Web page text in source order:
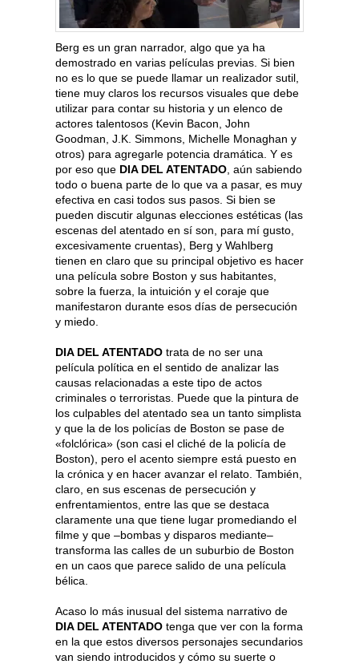
Berg es un gran narrador, algo que ya ha
demostrado en varias películas previas. Si bien
no es lo que se puede llamar un realizador sutil,
tiene muy claros los recursos visuales que debe
utilizar para contar su historia y un elenco de
actores talentosos (Kevin Bacon, John
Goodman, J.K. Simmons, Michelle Monaghan y
otros) para agregarle potencia dramática. Y es
por eso que DIA DEL ATENTADO , aún sabiendo
todo o buena parte de lo que va a pasar, es muy
efectiva en casi todos sus pasos. Si bien se
pueden discutir algunas elecciones estéticas (las
escenas del atentado en sí son, para mí gusto,
excesivamente cruentas), Berg y Wahlberg
tienen en claro que su principal objetivo es hacer
una película sobre Boston y sus habitantes,
sobre la fuerza, la intuición y el coraje que
manifestaron durante esos días de persecución
y miedo.
DIA DEL ATENTADO trata de no ser una
película política en el sentido de analizar las
causas relacionadas a este tipo de actos
criminales o terroristas. Puede que la pintura de
los culpables del atentado sea un tanto simplista
y que la de los policías de Boston se pase de
«folclórica» (son casi el cliché de la policía de
Boston), pero el acento siempre está puesto en
la crónica y en hacer avanzar el relato. También,
claro, en sus escenas de persecución y
enfrentamientos, entre las que se destaca
claramente una que tiene lugar promediando el
filme y que –bombas y disparos mediante–
transforma las calles de un suburbio de Boston
en un caos que parece salido de una película
bélica.
Acaso lo más inusual del sistema narrativo de
DIA DEL ATENTADO tenga que ver con la forma
en la que estos diversos personajes secundarios
van siendo introducidos y cómo su suerte o